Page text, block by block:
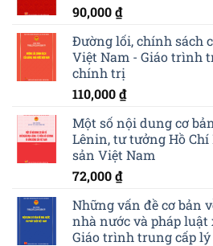
90,000₫
Đường lối, chính sách
Việt Nam - Giáo trình
chính trị
110,000₫
Một số nội dung cơ
Lênin, tư tưởng Hồ
sản Việt Nam
72,000₫
Những vấn đề cơ bản
nhà nước và pháp luật
Giáo trình trung cấp